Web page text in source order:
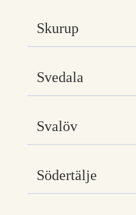
Skurup
Svedala
Svalöv
Södertälje